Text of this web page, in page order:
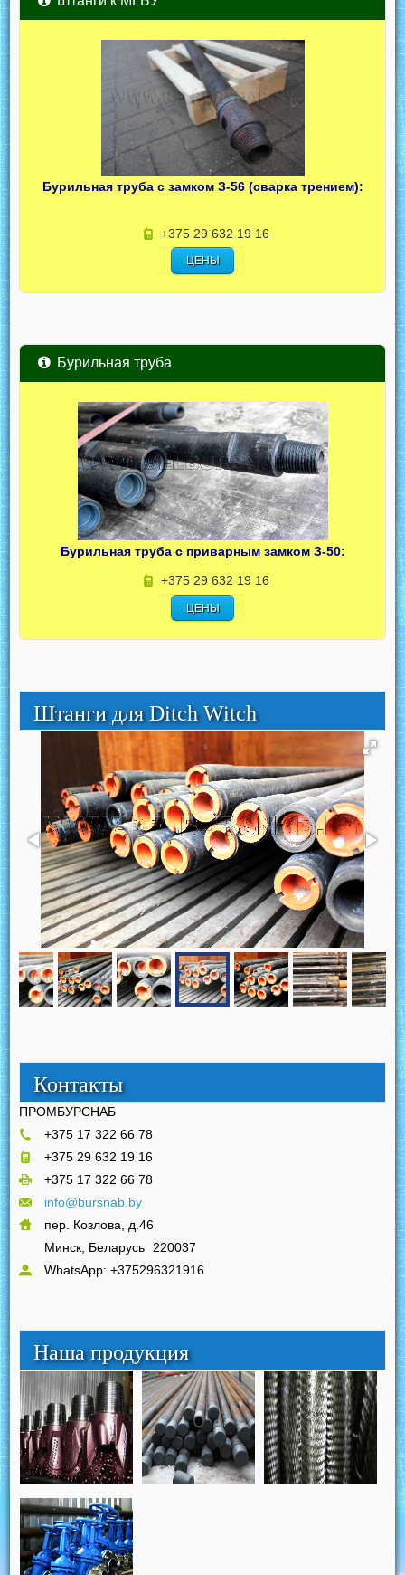
Бурильная труба с замком З-56 (сварка трением):
+375 29 632 19 16
ЦЕНЫ
Бурильная труба
Бурильная труба с приварным замком З-50:
+375 29 632 19 16
ЦЕНЫ
Штанги для Ditch Witch
Контакты
ПРОМБУРСНАБ
+375 17 322 66 78
+375 29 632 19 16
+375 17 322 66 78
info@bursnab.by
пер. Козлова, д.46
Минск, Беларусь
220037
WhatsApp: +375296321916
Наша продукция